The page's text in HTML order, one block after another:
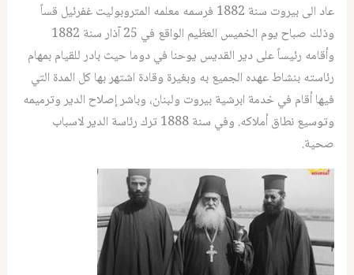
عاد الى بيروت سنة 1882 فرسمه معلمه المتروبوليت غفرئيل قساً
وذلك صباح يوم الخميس العظيم الواقع في 25 آذار سنة 1882
وأقامه رئيساً على دير القديس يوحنا في دوما حيث بادر للقيام بمهام
رئاسته بنشاط عهده الجميع به وبغيرة وقادة اشتهر بها كل المدة التي
فيها أقام في خدمة ابرشية بيروت ولبنان، وباشر إصلاح الدير وترميمه
وتوسيع نطاق أملاكه. وفي سنة 1888 ترك رئاسة الدير لاسباب
صحية.